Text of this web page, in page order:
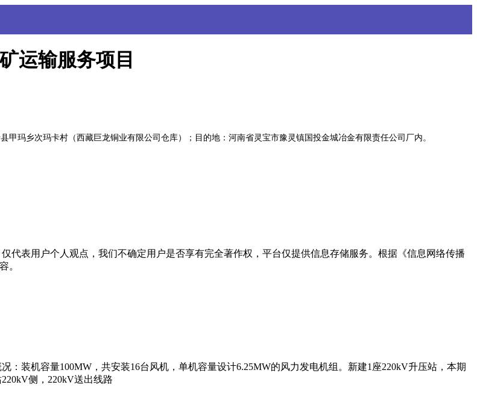
运输服务项目
玛乡次玛卡村（西藏巨龙铜业有限公司仓库）；目的地：河南省灵宝市豫灵镇国投金城冶金有限责任公司厂内。
代表用户个人观点，我们不确定用户是否享有完全著作权，平台仅提供信息存储服务。根据《信息网络传播
。
装机容量100MW，共安装16台风机，单机容量设计6.25MW的风力发电机组。新建1座220kV升压站，本期
侧，220kV送出线路